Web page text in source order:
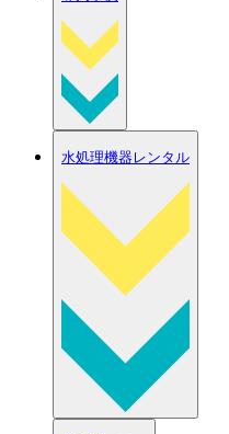
水処理機器レンタル